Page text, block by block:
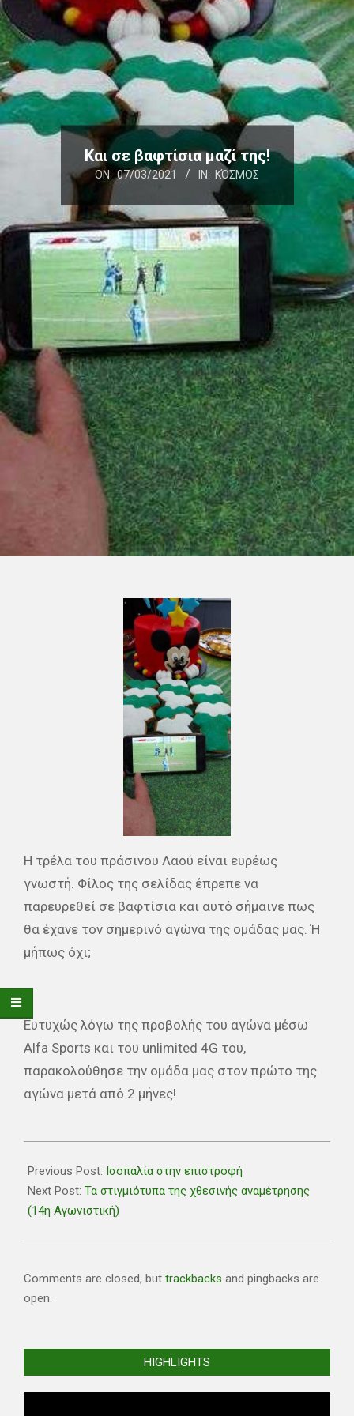
Και σε βαφτίσια μαζί της!
ON: 07/03/2021 IN: ΚΌΣΜΟΣ
Η τρέλα του πράσινου Λαού είναι ευρέως
γνωστή. Φίλος της σελίδας έπρεπε να
παρευρεθεί σε βαφτίσια και αυτό σήμαινε πως
θα έχανε τον σημερινό αγώνα της ομάδας μας. Ή
μήπως όχι;
Ευτυχώς λόγω της προβολής του αγώνα μέσω
Alfa Sports και του unlimited 4G του,
παρακολούθησε την ομάδα μας στον πρώτο της
αγώνα μετά από 2 μήνες!
03-
07
Previous Post: Ισοπαλία στην επιστροφή
Next Post: Τα στιγμιότυπα της χθεσινής αναμέτρησης
(14η Αγωνιστική)
Comments are closed, but trackbacks and pingbacks are
open.
HIGHLIGHTS